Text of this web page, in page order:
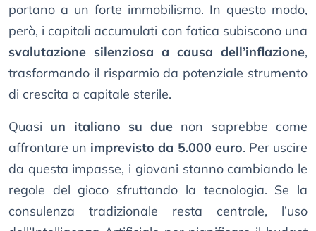
portano a un forte immobilismo. In questo modo,
però, i capitali accumulati con fatica subiscono una
svalutazione silenziosa a causa dell’inflazione,
trasformando il risparmio da potenziale strumento
di crescita a capitale sterile.
Quasi un italiano su due non saprebbe come
affrontare un imprevisto da 5.000 euro. Per uscire
da questa impasse, i giovani stanno cambiando le
regole del gioco sfruttando la tecnologia. Se la
consulenza tradizionale resta centrale, l’uso